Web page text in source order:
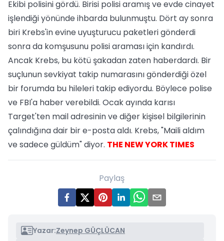
Ekibi polisini gördü. Birisi polisi aramış ve evde cinayet
işlendiği yönünde ihbarda bulunmuştu. Dört ay sonra
biri Krebs'in evine uyuşturucu paketleri gönderdi
sonra da komşusunu polisi araması için kandırdı.
Ancak Krebs, bu kötü şakadan zaten haberdardı. Bir
suçlunun sevkiyat takip numarasını gönderdiği özel
bir forumda bu hileleri takip ediyordu. Böylece polise
ve FBI'a haber verebildi. Ocak ayında karısı
Target'ten mail adresinin ve diğer kişisel bilgilerinin
çalındığına dair bir e-posta aldı. Krebs, "Maili aldım
ve sadece güldüm" diyor. THE NEW YORK TIMES
Paylaş
Yazar:Zeynep GÜÇLÜCAN